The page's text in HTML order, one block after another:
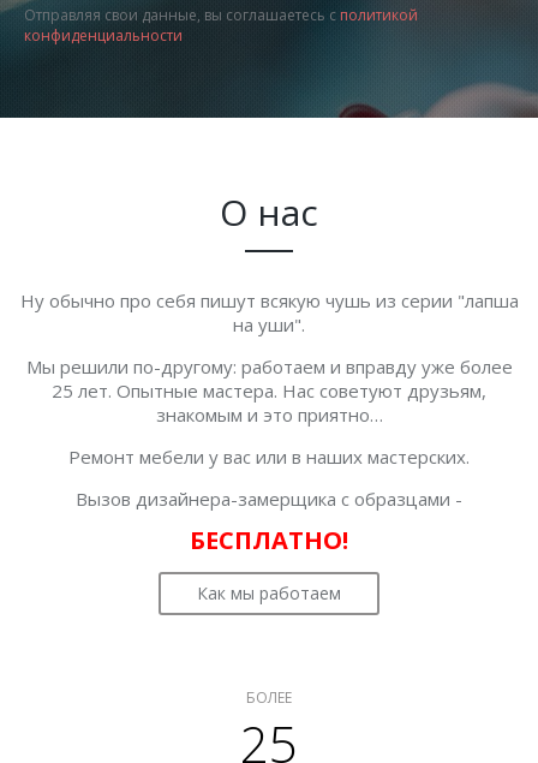
Отправляя свои данные, вы соглашаетесь с политикой
конфиденциальности
О нас
Ну обычно про себя пишут всякую чушь из серии "лапша
на уши".
Мы решили по-другому: работаем и вправду уже более
25 лет. Опытные мастера. Нас советуют друзьям,
знакомым и это приятно…
Ремонт мебели у вас или в наших мастерских.
Вызов дизайнера-замерщика с образцами -
БЕСПЛАТНО!
Как мы работаем
БОЛЕЕ
25